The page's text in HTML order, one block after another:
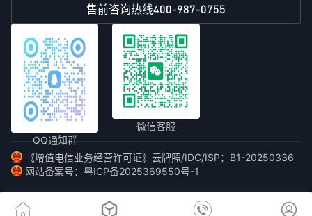
售前咨询热线400-987-0755
QQ通知群
微信客服
《增值电信业务经营许可证》云牌照/IDC/ISP：B1-20250336
网站备案号：粤ICP备2025369550号-1